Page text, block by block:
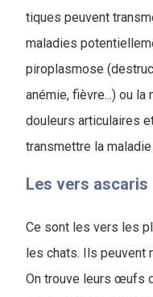
tiques peuvent
maladies
piroplasmose
anémie, fièvre...) ou
douleurs articulaires
transmettre la maladie
Les vers ascaris
Ce sont les vers les
les chats. Ils peuvent
On trouve leurs œufs